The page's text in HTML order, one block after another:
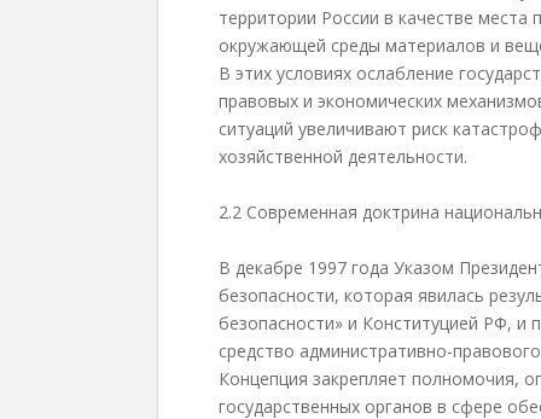
территории России в качестве места
окружающей среды материалов и
В этих условиях ослабление
правовых и экономических
ситуаций увеличивают риск
хозяйственной деятельности.
2.2 Современная доктрина
В декабре 1997 года Указом
безопасности, которая явилась
безопасности» и Конституцией РФ, и
средство административно-
Концепция закрепляет полномочия,
государственных органов в сфере